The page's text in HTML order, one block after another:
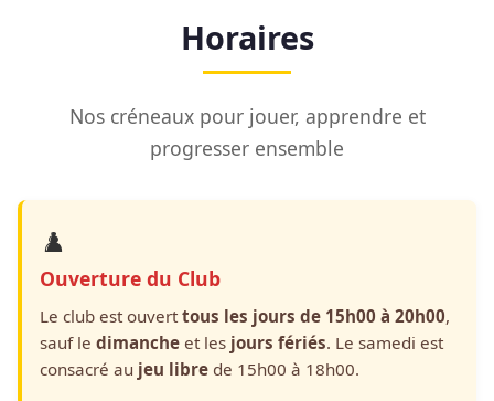
Horaires
Nos créneaux pour jouer, apprendre et
progresser ensemble
♟️
Ouverture du Club
Le club est ouvert tous les jours de 15h00 à 20h00,
sauf le dimanche et les jours fériés. Le samedi est
consacré au jeu libre de 15h00 à 18h00.